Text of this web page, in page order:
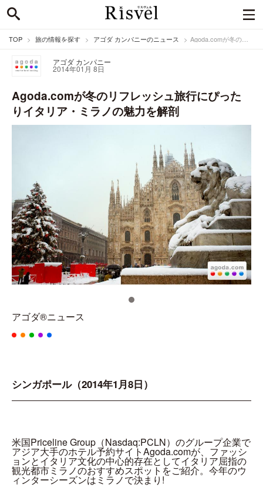
TOP 旅の情報を探す アゴダ カンパニーのニュース Agoda.comが冬のリフレッシュ旅行にぴったりイタリア・ミラノの魅力を解剖
アゴダ カンパニー
2014年01月 8日
Agoda.comが冬のリフレッシュ旅行にぴった
りイタリア・ミラノの魅力を解剖
アゴダ®ニュース
シンガポール（2014年1月8日）
米国Priceline Group（Nasdaq:PCLN）のグループ企業で
アジア大手のホテル予約サイトAgoda.comが、ファッシ
ョンとイタリア文化の中心的存在としてイタリア屈指の
観光都市ミラノのおすすめスポットをご紹介。今年のウ
ィンターシーズンはミラノで決まり!